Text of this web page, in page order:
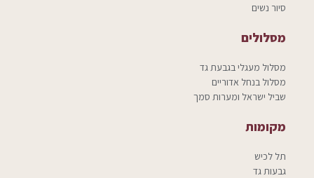
סיור נשים
מסלולים
מסלול מעגלי בגבעת גד
מסלול בנחל אדוריים
שביל ישראל ומערות סמך
מקומות
תל לכיש
גבעות גד